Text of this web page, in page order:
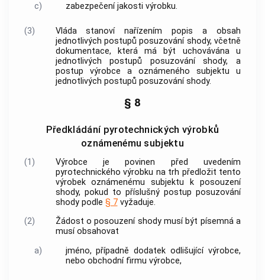
c) zabezpečení jakosti výrobku.
(3)
Vláda stanoví nařízením popis a obsah
jednotlivých postupů posuzování shody, včetně
dokumentace, která má být uchovávána u
jednotlivých postupů posuzování shody, a
postup výrobce a oznámeného subjektu u
jednotlivých postupů posuzování shody.
§ 8
Předkládání pyrotechnických výrobků
oznámenému subjektu
(1) Výrobce je povinen před uvedením
pyrotechnického výrobku na trh předložit tento
výrobekoznámenému subjektu k posouzení
shody, pokud to příslušný postup posuzování
shody podle § 7vyžaduje.
(2)
Žádost oposouzení shodymusí být písemná a
musí obsahovat
a)
jméno, případně dodatek odlišující výrobce,
nebo obchodní firmu výrobce,